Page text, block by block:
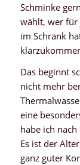
Schminke
wählt, wer für
im Schrank
Das beginnt
nicht mehr
eine
habe ich
Es ist der
ganz guter